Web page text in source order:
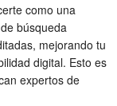
como una
búsqueda
mejorando tu
digital. Esto es
expertos de